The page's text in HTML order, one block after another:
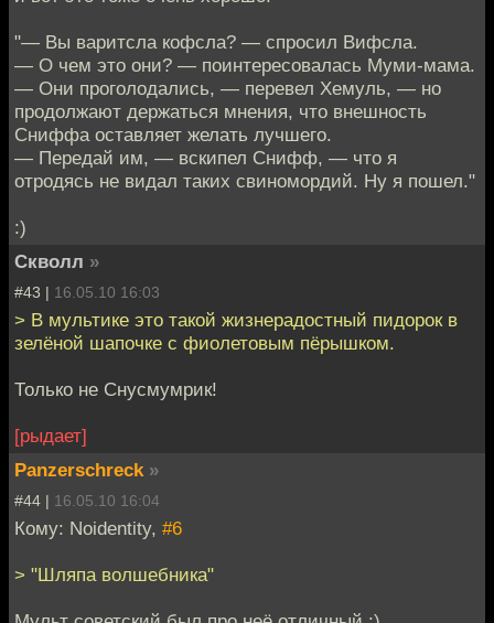
"— Вы варитсла кофсла? — спросил Вифсла.
— О чем это они? — поинтересовалась Муми-мама.
— Они проголодались, — перевел Хемуль, — но
продолжают держаться мнения, что внешность
Сниффа оставляет желать лучшего.
— Передай им, — вскипел Снифф, — что я
отродясь не видал таких свиномордий. Ну я пошел."
:)
Скволл »
#43 | 16.05.10 16:03
> В мультике это такой жизнерадостный пидорок в
зелёной шапочке с фиолетовым пёрышком.
Только не Снусмумрик!
[рыдает]
Panzerschreck »
#44 | 16.05.10 16:04
Кому: Noidentity, #6
> "Шляпа волшебника"